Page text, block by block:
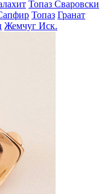
Топаз Сваровски
Топаз Гранат
Жемчуг Иск.